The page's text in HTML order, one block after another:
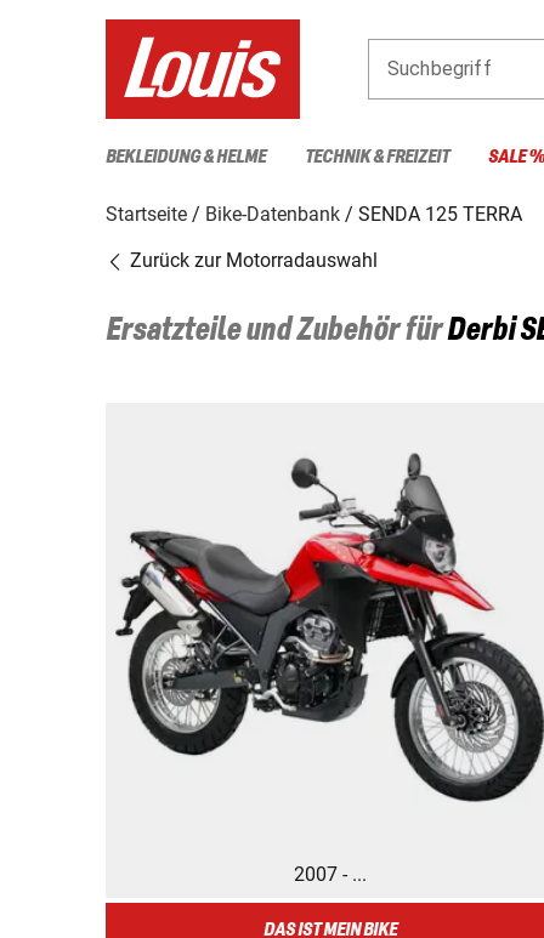
Suchbegriff
BEKLEIDUNG & HELME TECHNIK & FREIZEIT SALE %
Startseite Bike-Datenbank
SENDA 125 TERRA
Zurück zur Motorradauswahl
Ersatzteile und Zubehör fürDerbi
2007 - ...
DAS IST MEIN BIKE